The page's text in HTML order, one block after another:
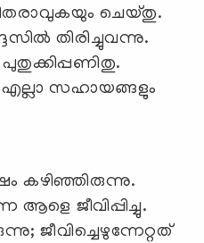
ചെയ്തു.
തിരിച്ചുവന്നു.
സഹായങ്ങളും
കഴിഞ്ഞിരുന്നു.
ജീവിപ്പിച്ചു.
ജീവിച്ചെഴുന്നേറ്റത്